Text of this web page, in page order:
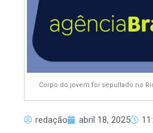
Corpo do jovem foi sepultado no
redação abril 18, 2025